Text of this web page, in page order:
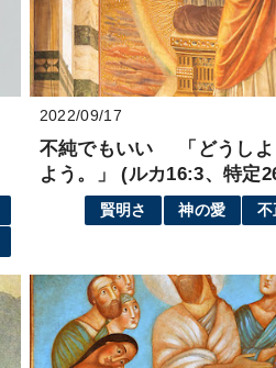
2022/09/17
不純でもいい 「どうしよ
よう。」 (ルカ16:3、特定
賢明さ 神の愛 不